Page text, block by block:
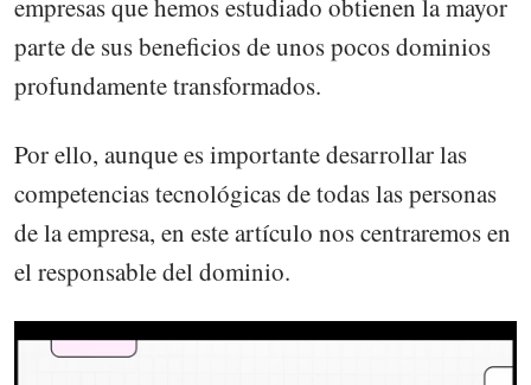
empresas que hemos estudiado obtienen la mayor
parte de sus beneficios de unos pocos dominios
profundamente transformados.
Por ello, aunque es importante desarrollar las
competencias tecnológicas de todas las personas
de la empresa, en este artículo nos centraremos en
el responsable del dominio.